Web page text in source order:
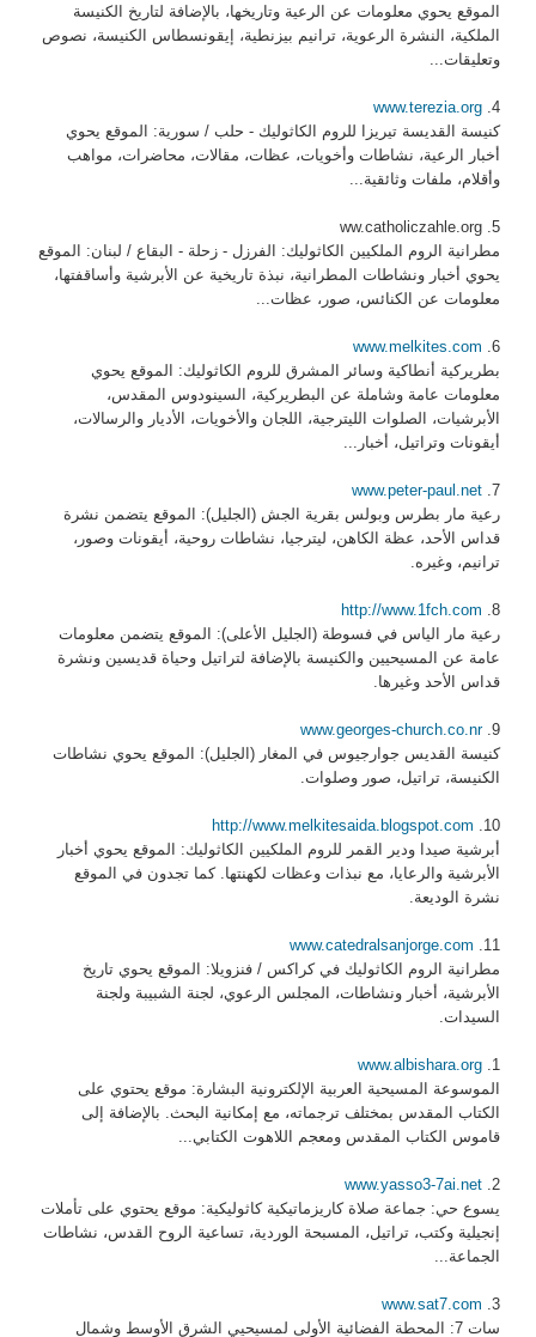
الموقع يحوي معلومات عن الرعية وتاريخها، بالإضافة لتاريخ الكنيسة
الملكية، النشرة الرعوية، ترانيم بيزنطية، إيقونسطاس الكنيسة، نصوص
وتعليقات...
4.
www.terezia.org
كنيسة القديسة تيريزا للروم الكاثوليك - حلب / سورية: الموقع يحوي
أخبار الرعية، نشاطات وأخويات، عظات، مقالات، محاضرات، مواهب
وأقلام، ملفات وثائقية...
5. ww.catholiczahle.org
مطرانية الروم الملكيين الكاثوليك: الفرزل - زحلة - البقاع / لبنان: الموقع
يحوي أخبار ونشاطات المطرانية، نبذة تاريخية عن الأبرشية وأساقفتها،
معلومات عن الكنائس، صور، عظات...
6.
www.melkites.com
بطريركية أنطاكية وسائر المشرق للروم الكاثوليك: الموقع يحوي
معلومات عامة وشاملة عن البطريركية، السينودوس المقدس،
الأبرشيات، الصلوات الليترجية، اللجان والأخويات، الأديار والرسالات،
أيقونات وتراتيل، أخبار...
7.
www.peter-paul.net
رعية مار بطرس وبولس بقرية الجش (الجليل): الموقع يتضمن نشرة
قداس الأحد، عظة الكاهن، ليترجيا، نشاطات روحية، أيقونات وصور،
ترانيم، وغيره.
8.
http://www.1fch.com
رعية مار الياس في فسوطة (الجليل الأعلى): الموقع يتضمن معلومات
عامة عن المسيحيين والكنيسة بالإضافة لتراتيل وحياة قديسين ونشرة
قداس الأحد وغيرها.
9.
www.georges-church.co.nr
كنيسة القديس جوارجيوس في المغار (الجليل): الموقع يحوي نشاطات
الكنيسة، تراتيل، صور وصلوات.
10.
http://www.melkitesaida.blogspot.com
أبرشية صيدا ودير القمر للروم الملكيين الكاثوليك: الموقع يحوي أخبار
الأبرشية والرعايا، مع نبذات وعظات لكهنتها. كما تجدون في الموقع
نشرة الوديعة.
11.
www.catedralsanjorge.com
مطرانية الروم الكاثوليك في كراكس / فنزويلا: الموقع يحوي تاريخ
الأبرشية، أخبار ونشاطات، المجلس الرعوي، لجنة الشبيبة ولجنة
السيدات.
1.
www.albishara.org
الموسوعة المسيحية العربية الإلكترونية البشارة: موقع يحتوي على
الكتاب المقدس بمختلف ترجماته، مع إمكانية البحث. بالإضافة إلى
قاموس الكتاب المقدس ومعجم اللاهوت الكتابي...
2.
www.yasso3-7ai.net
يسوع حي: جماعة صلاة كاريزماتيكية كاثوليكية: موقع يحتوي على تأملات
إنجيلية وكتب، تراتيل، المسبحة الوردية، تساعية الروح القدس، نشاطات
الجماعة...
3.
www.sat7.com
سات 7: المحطة الفضائية الأولى لمسيحيي الشرق الأوسط وشمال